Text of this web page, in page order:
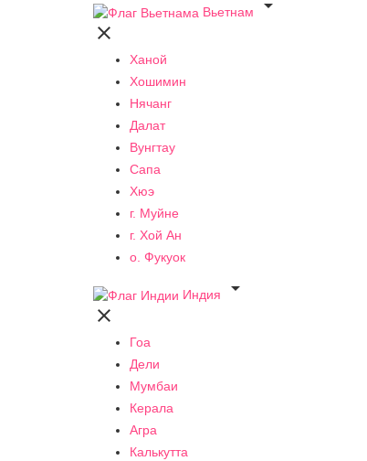
Вьетнам


Ханой
Хошимин
Нячанг
Далат
Вунгтау
Сапа
Хюэ
г. Муйне
г. Хой Ан
о. Фукуок
Индия


Гоа
Дели
Мумбаи
Керала
Агра
Калькутта